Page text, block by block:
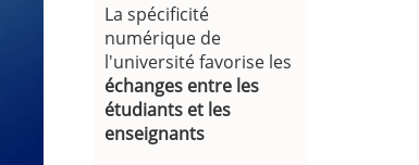
La spécificité
numérique de
l'université favorise les
échanges entre les
étudiants et les
enseignants